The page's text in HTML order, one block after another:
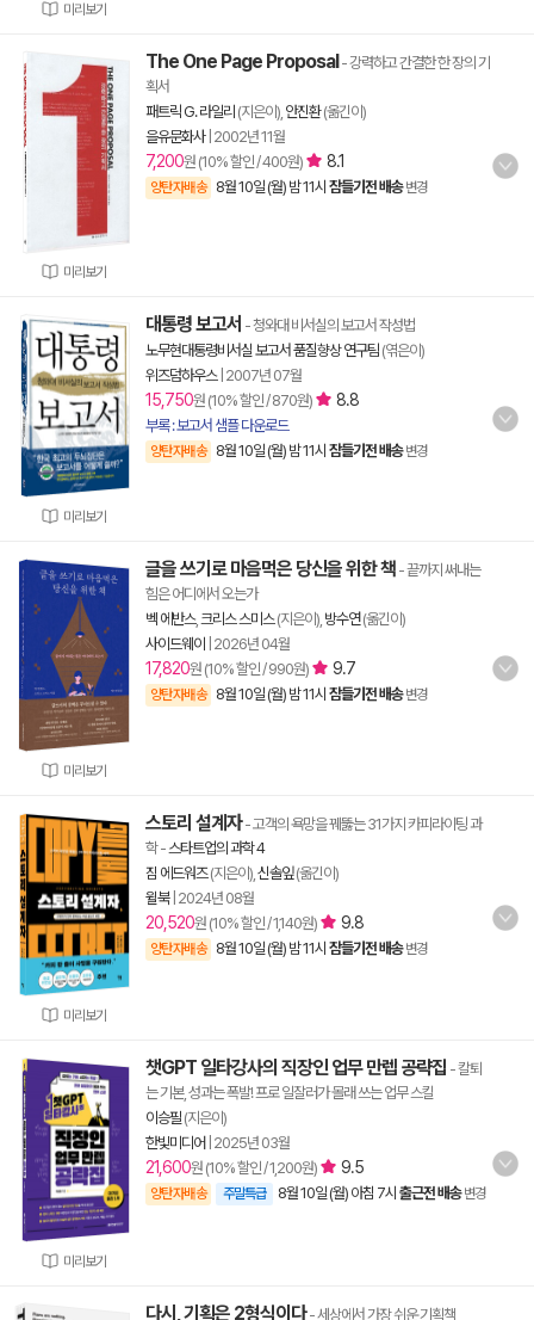
미리보기
미리보기
The One Page Proposal - 강력하고 간결한 한 장의 기
획서
패트릭 G. 라일리 (지은이), 안진환(옮긴이)
을유문화사| 2002년 11월
7,200원 (10% 할인 / 400원) 8.1
양탄자배송 8월 10일 (월) 밤 11시 잠들기전 배송 변경
미리보기
대통령 보고서 - 청와대 비서실의 보고서 작성법
노무현대통령비서실 보고서 품질향상 연구팀 (엮은이)
위즈덤하우스| 2007년 07월
15,750원 (10% 할인 / 870원) 8.8
부록 : 보고서 샘플 다운로드
양탄자배송 8월 10일 (월) 밤 11시 잠들기전 배송 변경
미리보기
글을 쓰기로 마음먹은 당신을 위한 책 - 끝까지 써내는
힘은 어디에서 오는가
벡 에반스, 크리스 스미스(지은이), 방수연(옮긴이)
사이드웨이
2026년 04월
17,820원 (10% 할인 / 990원) 9.7
양탄자배송 8월 10일 (월) 밤 11시 잠들기전 배송 변경
미리보기
스토리 설계자- 고객의 욕망을 꿰뚫는 31가지 카피라이팅 과
학-스타트업의 과학 4
짐 에드워즈(지은이), 신솔잎(옮긴이)
윌북| 2024년 08월
20,520원 (10% 할인 / 1,140원) 9.8
양탄자배송 8월 10일 (월) 밤 11시 잠들기전 배송 변경
미리보기
챗GPT 일타강사의 직장인 업무 만렙 공략집 - 칼퇴
는 기본, 성과는 폭발! 프로 일잘러가 몰래 쓰는 업무 스킬
이승필 (지은이)
한빛미디어 2025년 03월
21,600원 (10% 할인 / 1,200원) 9.5
양탄자배송 주말특급 8월 10일 (월) 아침 7시 출근전 배송 변경
다시, 기획은 2형식이다- 세상에서 가장 쉬운 기획책